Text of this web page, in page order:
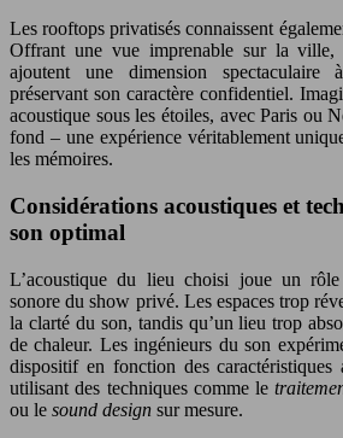
Les rooftops privatisés connaissent
Offrant une vue imprenable sur la ville,
ajoutent une dimension spectaculaire
préservant son caractère confidentiel.
acoustique sous les étoiles, avec Paris ou
fond – une expérience véritablement
les mémoires.
Considérations acoustiques et
son optimal
L’acoustique du lieu choisi joue un
sonore du show privé. Les espaces trop
la clarté du son, tandis qu’un lieu trop
de chaleur. Les ingénieurs du son
dispositif en fonction des caractéristiques
utilisant des techniques comme le
ou le sound design sur mesure.